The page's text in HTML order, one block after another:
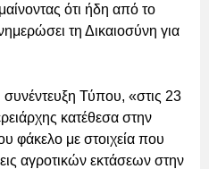
ότι ήδη από το
τη Δικαιοσύνη για
Τύπου, «στις 23
κατέθεσα στην
φάκελο με στοιχεία που
αγροτικών εκτάσεων στην